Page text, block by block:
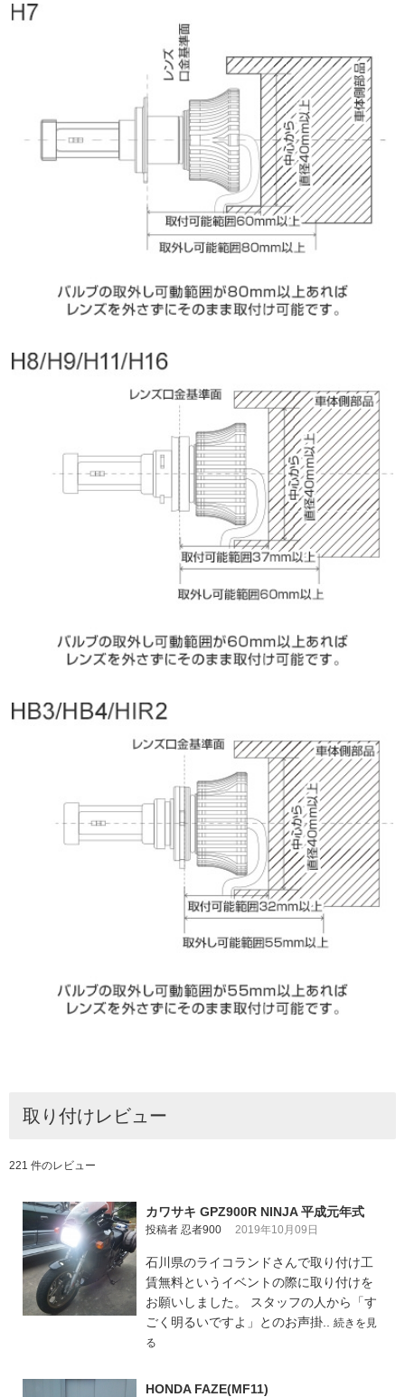
取り付けレビュー
221 件のレビュー
カワサキ GPZ900R NINJA 平成元年式
投稿者 忍者900 2019年10月09日
石川県のライコランドさんで取り付け工
賃無料というイベントの際に取り付けを
お願いしました。 スタッフの人から「す
ごく明るいですよ」とのお声掛.. 続きを見
る
HONDA FAZE(MF11)